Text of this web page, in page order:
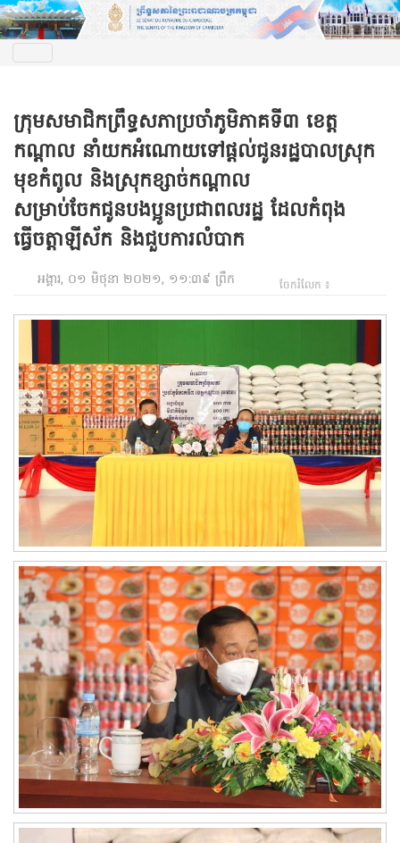
ក្រុមសមាជិកព្រឹទ្ធសភាប្រចាំភូមិភាគទី៣ ខេត្ត
កណ្តាល នាំយកអំណោយទៅផ្តល់ជូនរដ្ឋបាលស្រុក
មុខកំពូល និងស្រុកខ្សាច់កណ្តាល
សម្រាប់ចែកជូនបងប្អូនប្រជាពលរដ្ឋ ដែលកំពុង
ធ្វើចត្តាឡីស័ក និងជួបការលំបាក
អង្គារ, ០១ មិថុនា ២០២១, ១១:៣៩ ព្រឹក ចែករំលែក ៖